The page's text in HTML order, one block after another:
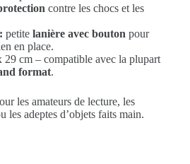
contre les chocs et les
petite lanière avec bouton pour
en place.
29 cm – compatible avec la plupart
format.
les amateurs de lecture, les
les adeptes d’objets faits main.